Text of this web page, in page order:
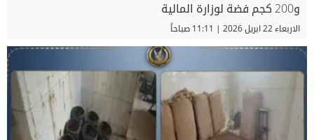
و200 كجم فضة لوزارة المالية
الاربعاء 22 ابريل 2026 | 11:11 صباحاً